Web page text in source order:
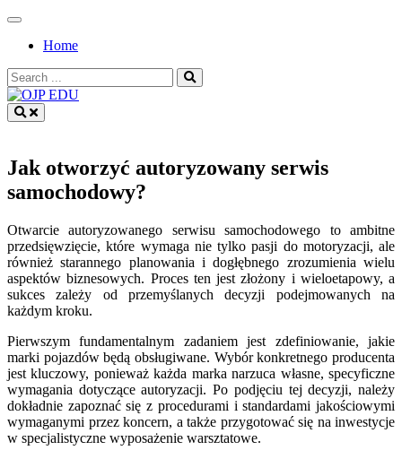
Skip
contentHome
Search
for:
Jak otworzyć autoryzowany serwis
samochodowy?
Otwarcie autoryzowanego serwisu samochodowego to ambitne
przedsięwzięcie, które wymaga nie tylko pasji do motoryzacji, ale
również starannego planowania i dogłębnego zrozumienia wielu
aspektów biznesowych. Proces ten jest złożony i wieloetapowy, a
sukces zależy od przemyślanych decyzji podejmowanych na
każdym kroku.
Pierwszym fundamentalnym zadaniem jest zdefiniowanie, jakie
marki pojazdów będą obsługiwane. Wybór konkretnego producenta
jest kluczowy, ponieważ każda marka narzuca własne, specyficzne
wymagania dotyczące autoryzacji. Po podjęciu tej decyzji, należy
dokładnie zapoznać się z procedurami i standardami jakościowymi
wymaganymi przez koncern, a także przygotować się na inwestycje
w specjalistyczne wyposażenie warsztatowe.